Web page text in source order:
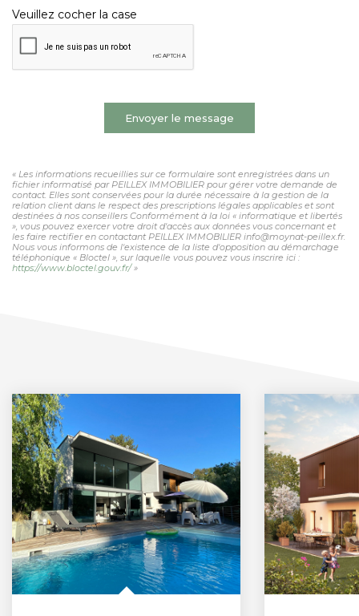
Veuillez cocher la case
Envoyer le message
« Les informations recueillies sur ce formulaire sont enregistrées dans un
fichier informatisé par PEILLEX IMMOBILIER pour gérer votre demande de
contact. Elles sont conservées pour la durée nécessaire à la gestion de la
relation client dans le respect des prescriptions légales applicables et sont
destinées à nos conseillers Conformément à la loi « informatique et libertés
», vous pouvez exercer votre droit d'accès aux données vous concernant et
les faire rectifier en contactant PEILLEX IMMOBILIER info@moynat-peillex.fr.
Nous vous informons de l'existence de la liste d'opposition au démarchage
téléphonique « Bloctel », sur laquelle vous pouvez vous inscrire ici :
https://www.bloctel.gouv.fr/»